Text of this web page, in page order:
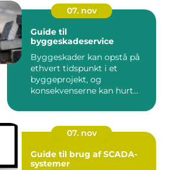
07. nov
Guide til
byggeskadeservice
Byggeskader kan opstå på
ethvert tidspunkt i et
byggeprojekt, og
konsekvenserne kan hurt...
07. nov
Guide til brug af SCADA-
systemer